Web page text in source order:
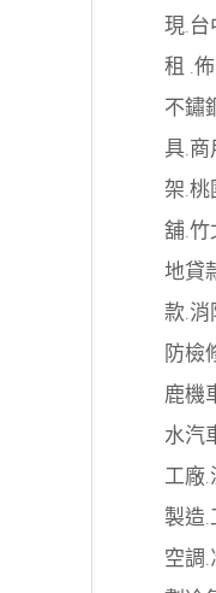
現.台
租 .
不鏽
具.商
架.桃
舖.竹
地貸
款.消
防檢
鹿機
水汽
工廠.
製造.
空調.